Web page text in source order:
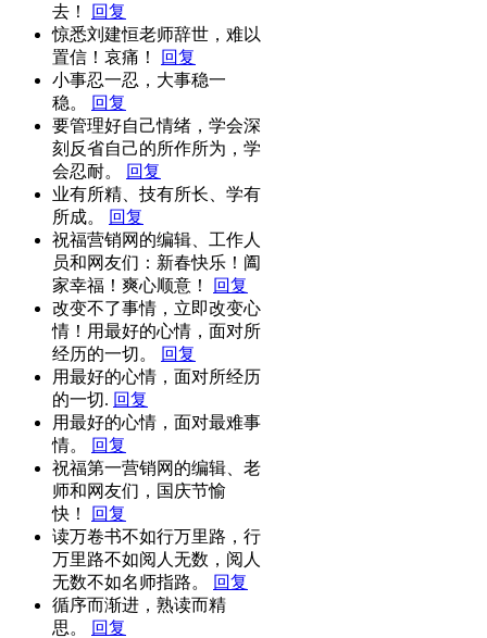
去！
回复
惊悉刘建恒老师辞世，难以
置信！哀痛！
回复
小事忍一忍，大事稳一
稳。
回复
要管理好自己情绪，学会深
刻反省自己的所作所为，学
会忍耐。
回复
业有所精、技有所长、学有
所成。
回复
祝福营销网的编辑、工作人
员和网友们：新春快乐！阖
家幸福！爽心顺意！
回复
改变不了事情，立即改变心
情！用最好的心情，面对所
经历的一切。
回复
用最好的心情，面对所经历
的一切. 回复
用最好的心情，面对最难事
情。
回复
祝福第一营销网的编辑、老
师和网友们，国庆节愉
快！
回复
读万卷书不如行万里路，行
万里路不如阅人无数，阅人
无数不如名师指路。
回复
循序而渐进，熟读而精
思。
回复